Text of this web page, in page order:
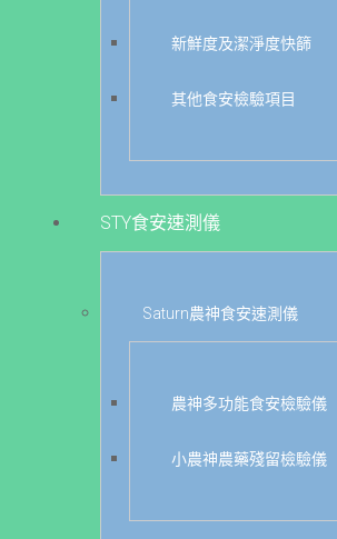
新鮮度及潔淨度快篩
其他食安檢驗項目
STY食安速測儀
Saturn農神食安速測儀
農神多功能食安檢驗儀
小農神農藥殘留檢驗儀